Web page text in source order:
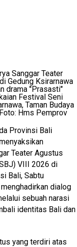
drama "Prasasti"
Festival Seni
Taman Budaya
Hms Pemprov
Provinsi Bali
Teater Agustus
VIII 2026 di
Bali, Sabtu
dialog
sebuah narasi
identitas Bali dan
yang terdiri atas